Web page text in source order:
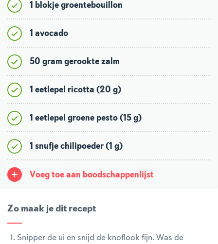
1 blokje groentebouillon
1 avocado
50 gram gerookte zalm
1 eetlepel ricotta (20 g)
1 eetlepel groene pesto (15 g)
1 snufje chilipoeder (1 g)
Voeg toe aan boodschappenlijst
Zo maak je dit recept
Snipper de ui en snijd de knoflook fijn. Was de